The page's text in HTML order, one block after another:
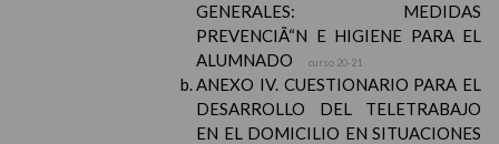
GENERALES: MEDIDAS
PREVENCIÃ“N E HIGIENE PARA EL
ALUMNADO
curso 20-21
ANEXO IV. CUESTIONARIO PARA EL
DESARROLLO DEL TELETRABAJO
EN EL DOMICILIO EN SITUACIONES